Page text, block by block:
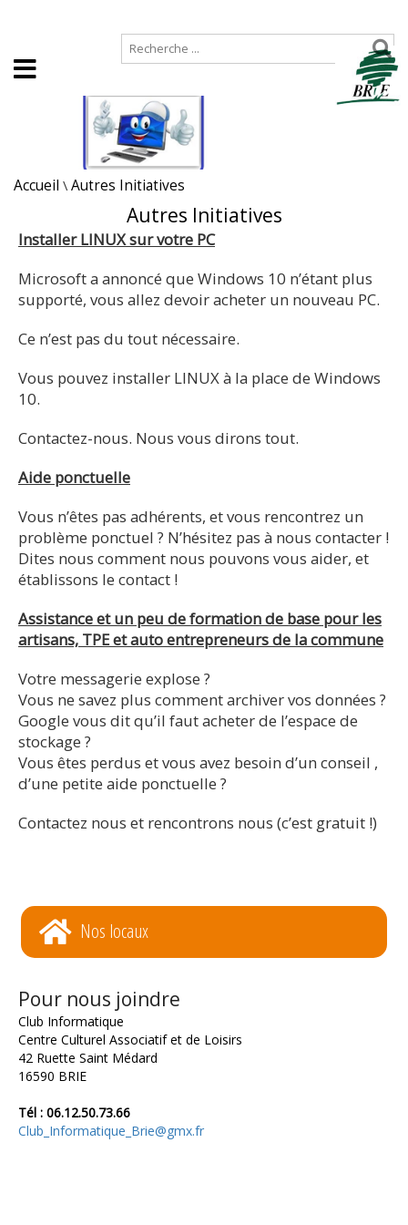
Accueil \ Autres Initiatives
Autres Initiatives
Installer LINUX sur votre PC
Microsoft a annoncé que Windows 10 n’étant plus
supporté, vous allez devoir acheter un nouveau PC.
Ce n’est pas du tout nécessaire.
Vous pouvez installer LINUX à la place de Windows
10.
Contactez-nous. Nous vous dirons tout.
Aide ponctuelle
Vous n’êtes pas adhérents, et vous rencontrez un
problème ponctuel ? N’hésitez pas à nous contacter !
Dites nous comment nous pouvons vous aider, et
établissons le contact !
Assistance et un peu de formation de base pour les
artisans, TPE et auto entrepreneurs de la commune
Votre messagerie explose ?
Vous ne savez plus comment archiver vos données ?
Google vous dit qu’il faut acheter de l’espace de
stockage ?
Vous êtes perdus et vous avez besoin d’un conseil ,
d’une petite aide ponctuelle ?
Contactez nous et rencontrons nous (c’est gratuit !)
Nos locaux
Pour nous joindre
Club Informatique
Centre Culturel Associatif et de Loisirs
42 Ruette Saint Médard
16590 BRIE
Tél : 06.12.50.73.66
Club_Informatique_Brie@gmx.fr